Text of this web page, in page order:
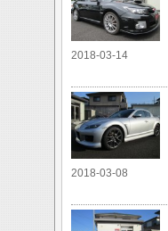
2018-03-14
2018-03-08